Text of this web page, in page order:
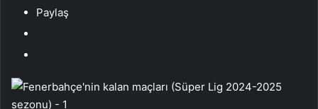
Paylaş